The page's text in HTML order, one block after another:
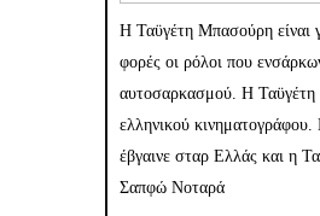
Η Ταϋγέτη Μπασούρη είναι
φορές οι ρόλοι που
αυτοσαρκασμού. Η Ταϋγέτη
ελληνικού κινηματογράφου.
έβγαινε σταρ Ελλάς και η
Σαπφώ Νοταρά